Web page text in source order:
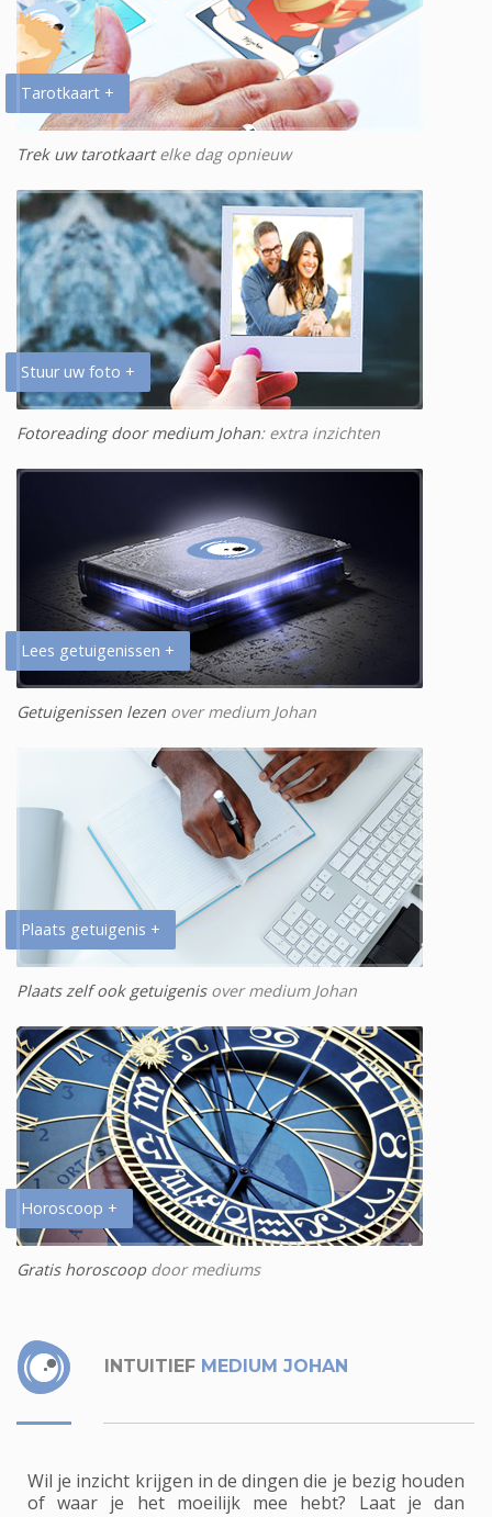
Tarotkaart +
Trek uw tarotkaartelke dag opnieuw
Stuur uw foto +
Fotoreading door medium Johan: extra inzichten
Lees getuigenissen +
Getuigenissen lezen over medium Johan
Plaats getuigenis +
Plaats zelf ook getuigenisover medium Johan
Horoscoop +
Gratis horoscoopdoor mediums
INTUITIEF MEDIUM JOHAN
Wil je inzicht krijgen in de dingen die je bezig houden
of waar je het moeilijk mee hebt? Laat je dan